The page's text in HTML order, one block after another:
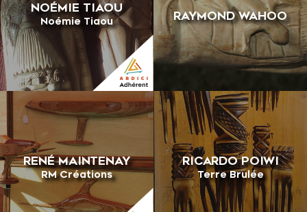
NOÉMIE TIAOU
Noémie Tiaou RAYMOND WAHOO
RENÉ MAINTENAY
RM Créations
RICARDO POIWI
Terre Brulée